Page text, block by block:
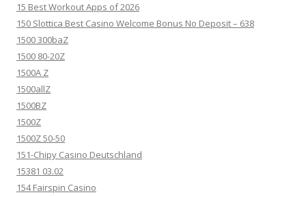
15 Best Workout Apps of 2026
150 Slottica Best Casino Welcome Bonus No Deposit – 638
1500 300baZ
1500 80-20Z
1500A Z
1500allZ
1500BZ
1500Z
1500Z 50-50
151-Chipy Casino Deutschland
15381 03.02
154 Fairspin Casino